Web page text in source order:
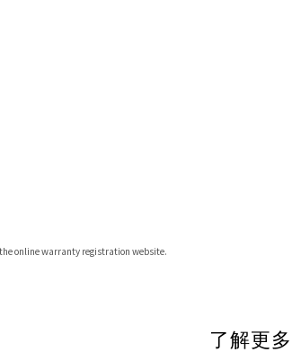
online warranty registration website.
了解更多